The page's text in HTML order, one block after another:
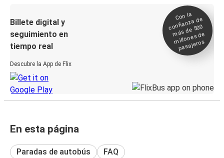
Billete digital y
seguimiento en
tiempo real
Descubre la App de Flix
Con la
confianza de
más de 500
millones de
pasajeros
En esta página
Paradas de autobús FAQ